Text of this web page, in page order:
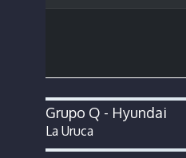
Grupo Q - Hyundai
La Uruca